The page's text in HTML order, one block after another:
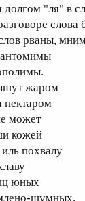
долгом "ля" в
рваны,
жаром
нектаром
может
кожей
похвалу
юных
шумных.